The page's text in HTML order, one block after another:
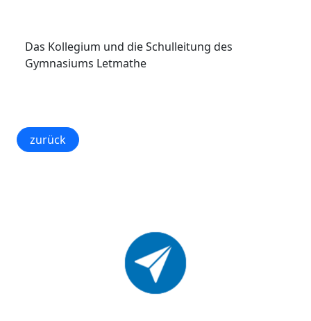
Das Kollegium und die Schulleitung des
Gymnasiums Letmathe
zurück